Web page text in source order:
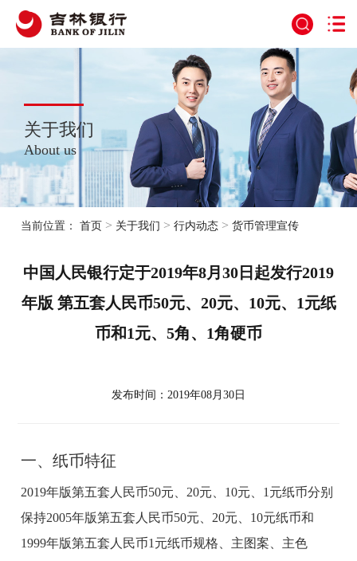
关于我们
About us
当前位置：首页 > 关于我们 >行内动态 >货币管理宣传
中国人民银行定于2019年8月30日起发行2019
年版 第五套人民币50元、20元、10元、1元纸
币和1元、5角、1角硬币
发布时间：2019年08月30日
一、纸币特征
2019年版第五套人民币50元、20元、10元、1元纸币分别
保持2005年版第五套人民币50元、20元、10元纸币和
1999年版第五套人民币1元纸币规格、主图案、主色